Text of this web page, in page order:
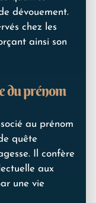
dévouement.
chez les
ainsi son
du prénom
au prénom
quête
Il confère
aux
une vie